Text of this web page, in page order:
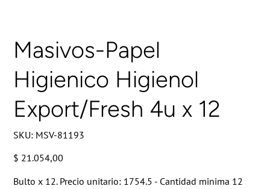
Masivos-Papel
Higienico Higienol
Export/Fresh 4u x 12
SKU: SKU
MSV-
MSV-81193
Precio
$ 21.054,00
Bulto x 12. Precio unitario: 1754.5 - Cantidad minima 12